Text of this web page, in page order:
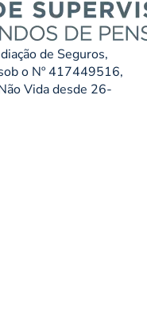
de Seguros,
o Nº 417449516,
Vida desde 26-